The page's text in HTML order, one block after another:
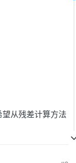
从残差计算方法